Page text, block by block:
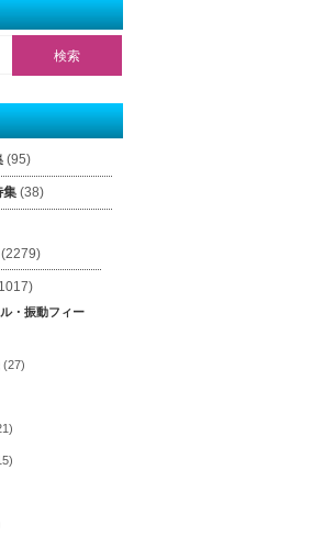
(95)
集(38)
・振動フィー
(27)